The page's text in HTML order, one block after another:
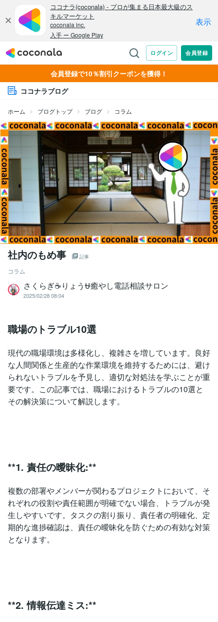
会員登録で10％割引クーポンを獲得！
ココナラブログ
ホーム ブログトップ ブログ コラム
社内のもめ事 記事
コラム
さくらぎ☕りょう⛎癒やし電話相談サロン
2025/02/28 08:04
職場のトラブル10選
現代の職場環境は多様化し、複雑さを増しています。良好
な人間関係と生産的な作業環境を維持するためには、避け
られないトラブルを予見し、適切な対処法を学ぶことが重
要です。この記事では、職場におけるトラブルの10選と
その解決策について解説します。
**1. 責任の曖昧化:**
複数の部署やメンバーが関わるプロジェクトにおいて、そ
れぞれの役割や責任範囲が明確でない場合、トラブルが発
生しやすいです。タスクの割り振り、責任者の明確化、定
期的な進捗確認は、責任の曖昧化を防ぐための有効な対策
となります。
**2. 情報伝達ミス:**